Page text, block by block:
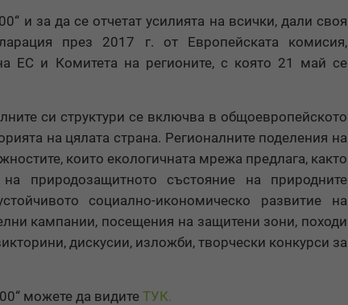
и за да се отчетат усилията на всички, дали своя
през 2017 г. от Европейската комисия,
ЕС и Комитета на регионите, с която 21 май се
си структури се включва в общоевропейското
на цялата страна. Регионалните поделения на
които екологичната мрежа предлага, както
природозащитното състояние на природните
социално-икономическо развитие на
кампании, посещения на защитени зони, походи
дискусии, изложби, творчески конкурси за
можете да видите ТУК.